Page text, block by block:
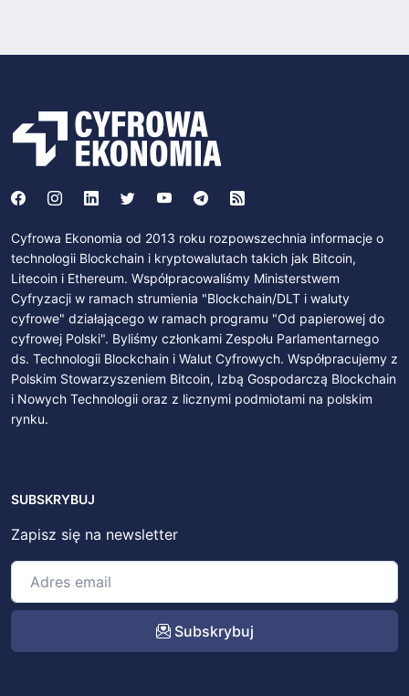
Cyfrowa Ekonomia od 2013 roku rozpowszechnia informacje o
technologii Blockchain i kryptowalutach takich jak Bitcoin,
Litecoin i Ethereum. Współpracowaliśmy Ministerstwem
Cyfryzacji w ramach strumienia "Blockchain/DLT i waluty
cyfrowe" działającego w ramach programu "Od papierowej do
cyfrowej Polski". Byliśmy członkami Zespołu Parlamentarnego
ds. Technologii Blockchain i Walut Cyfrowych. Współpracujemy z
Polskim Stowarzyszeniem Bitcoin, Izbą Gospodarczą Blockchain
i Nowych Technologii oraz z licznymi podmiotami na polskim
rynku.
SUBSKRYBUJ
Zapisz się na newsletter
Subskrybuj